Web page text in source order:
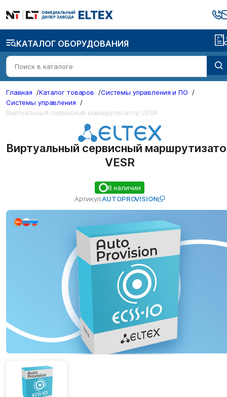
КАТАЛОГ ОБОРУДОВАНИЯ
Главная /Каталог товаров /Системы управления и ПО
/
Системы управления
/
Виртуальный сервисный маршрутизатор VESR
Виртуальный сервисный
VESR
В наличии
Артикул:AUTOPROVISION